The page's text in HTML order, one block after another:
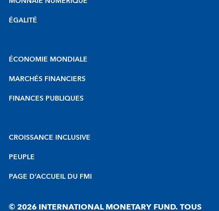
ÉGALITÉ
ÉCONOMIE MONDIALE
MARCHÉS FINANCIERS
FINANCES PUBLIQUES
CROISSANCE INCLUSIVE
PEUPLE
PAGE D’ACCUEIL DU FMI
© 2026 INTERNATIONAL MONETARY FUND. TOUS